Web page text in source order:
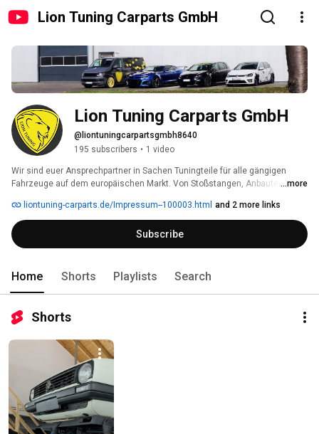
Lion Tuning Carparts GmbH
Lion Tuning Carparts GmbH
@liontuningcarpartsgmbh8640
195 subscribers • 1 video
Wir sind euer Ansprechpartner in Sachen Tuningteile für alle gängigen
Fahrzeuge auf dem europäischen Markt. Von Stoßstangen, Anbauteilen
Carbonteilen, Leuchtmitteln und vielem mehr finden Sie bei uns alles, was
das Automobil Herz begehrt.
...more
liontuning-carparts.de/Impressum--100003.html and 2 more links
Subscribe
Home Shorts Playlists Search
Shorts